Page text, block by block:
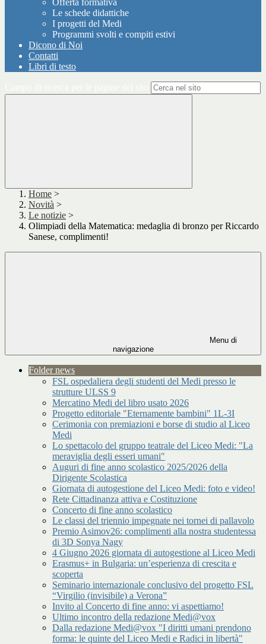
Offerta formativa
Le schede didattiche
I progetti del Medi
Programmi svolti e compiti estivi
Dicono di Noi
Contatti
Libri di testo
Home >
Novità >
Le notizie >
Olimpiadi della Matematica: medaglia di bronzo per Riccardo
Sanese, complimenti!
Menu di
navigazione
Folder news
FSL ospedaliera degli studenti del Medi presso le
strutture ULSS 9
Mercatino Medi del libro usato 2026
Progetto editoriale "Eternamente bambini" 1L-3I
Cerimonia con premiazioni e borse di studio al Liceo
Medi
Lo spettacolo del gruppo teatrale del Liceo Medi: "La
meraviglia degli esseri umani"
Auguri di fine anno scolastico 2025/2026 della
Dirigente Scolastica
Giornata di autogestione del Liceo Medi: foto e video!
Rete Cittadinanza attiva e Costituzione
Concerto di fine anno scolastico
Le classi del triennio impegnate nei tornei di pallavolo
Premio Asimov26: complimenti alla nostra studentessa
di 3D Sonya Nagy
4 Giugno 2026 giornata di autogestione al Liceo Medi
Erasmus+ in Bulgaria: un’esperienza di crescita e
scoperta
Seminario internazionale conclusivo del progetto FSL
“Virgilio (invisibile) a Verona”
Invito al Concerto di fine anno: vi aspettiamo!
Ultimo incontro della redazione Medi@vox
Dalla redazione Medi@vox "I diritti umani prendono
forma: le quinte del Liceo Medi e Radici in libertà"